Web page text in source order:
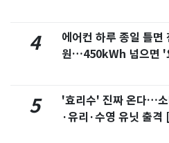
4
에어컨 하루 종일 틀면
원…450kWh 넘으면 '
5
'효리수' 진짜 온다…소
·유리·수영 유닛 출격